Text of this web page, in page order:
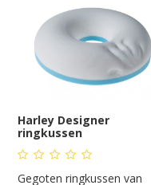
Harley Designer
ringkussen
Gegoten ringkussen van